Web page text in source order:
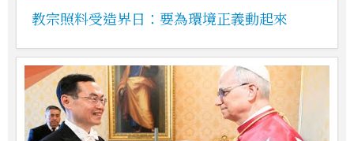
教宗照料受造界日：要為環境正義動起來